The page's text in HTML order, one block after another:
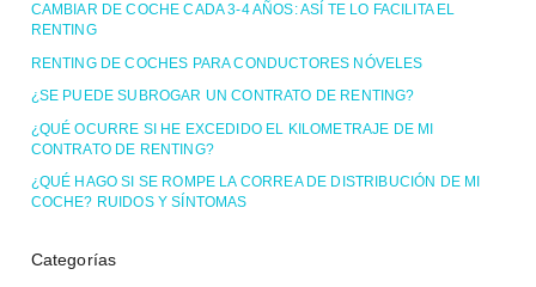
CAMBIAR DE COCHE CADA 3-4 AÑOS: ASÍ TE LO FACILITA EL
RENTING
RENTING DE COCHES PARA CONDUCTORES NÓVELES
¿SE PUEDE SUBROGAR UN CONTRATO DE RENTING?
¿QUÉ OCURRE SI HE EXCEDIDO EL KILOMETRAJE DE MI
CONTRATO DE RENTING?
¿QUÉ HAGO SI SE ROMPE LA CORREA DE DISTRIBUCIÓN DE MI
COCHE? RUIDOS Y SÍNTOMAS
Categorías